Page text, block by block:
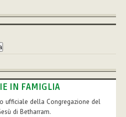
IN FAMIGLIA
ufficiale della Congregazione del
di Betharram.